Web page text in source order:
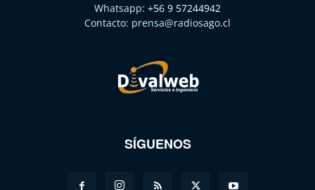
Whatsapp: +56 9 57244942
Contacto: prensa@radiosago.cl
SÍGUENOS